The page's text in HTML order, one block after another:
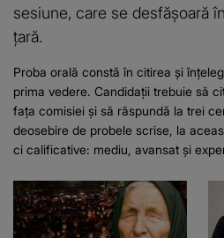
sesiune, care se desfășoară
țară.
Proba orală constă în citirea și
prima vedere. Candidații trebuie să
fața comisiei și să răspundă la trei
deosebire de probele scrise, la
ci calificative: mediu, avansat și